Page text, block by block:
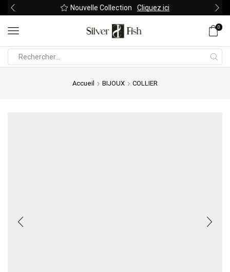
Nouvelle Collection Cliquez ici
0
Accueil BIJOUX COLLIER